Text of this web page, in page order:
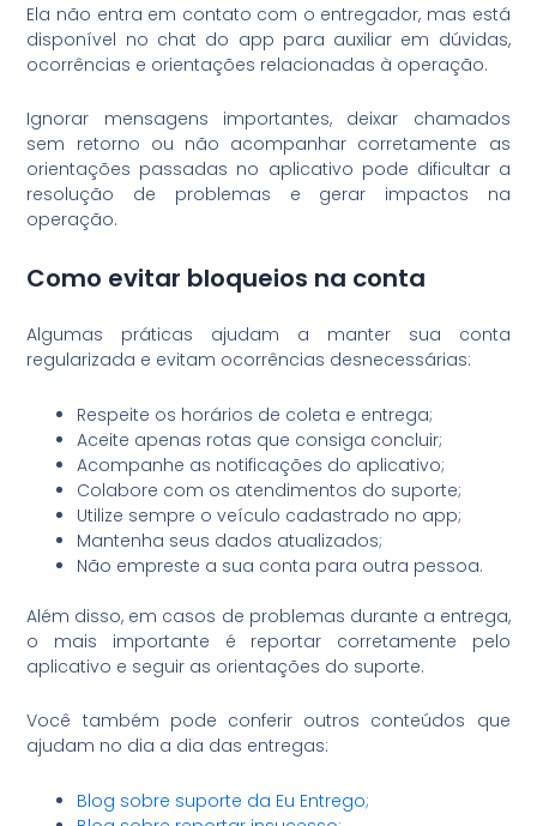
Ela não entra em contato com o entregador, mas está
disponível no chat do app para auxiliar em dúvidas,
ocorrências e orientações relacionadas à operação.
Ignorar mensagens importantes, deixar chamados
sem retorno ou não acompanhar corretamente as
orientações passadas no aplicativo pode dificultar a
resolução de problemas e gerar impactos na
operação.
Como evitar bloqueios na conta
Algumas práticas ajudam a manter sua conta
regularizada e evitam ocorrências desnecessárias:
Respeite os horários de coleta e entrega;
Aceite apenas rotas que consiga concluir;
Acompanhe as notificações do aplicativo;
Colabore com os atendimentos do suporte;
Utilize sempre o veículo cadastrado no app;
Mantenha seus dados atualizados;
Não empreste a sua conta para outra pessoa.
Além disso, em casos de problemas durante a entrega,
o mais importante é reportar corretamente pelo
aplicativo e seguir as orientações do suporte.
Você também pode conferir outros conteúdos que
ajudam no dia a dia das entregas:
Blog sobre suporte da Eu Entrego;